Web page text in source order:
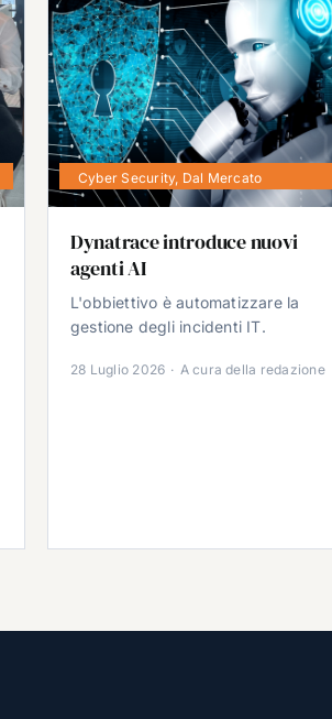
Cyber Security, Dal Mercato
Dynatrace introduce nuovi
agenti AI
L'obbiettivo è automatizzare la
gestione degli incidenti IT.
28 Luglio 2026 · A cura della redazione